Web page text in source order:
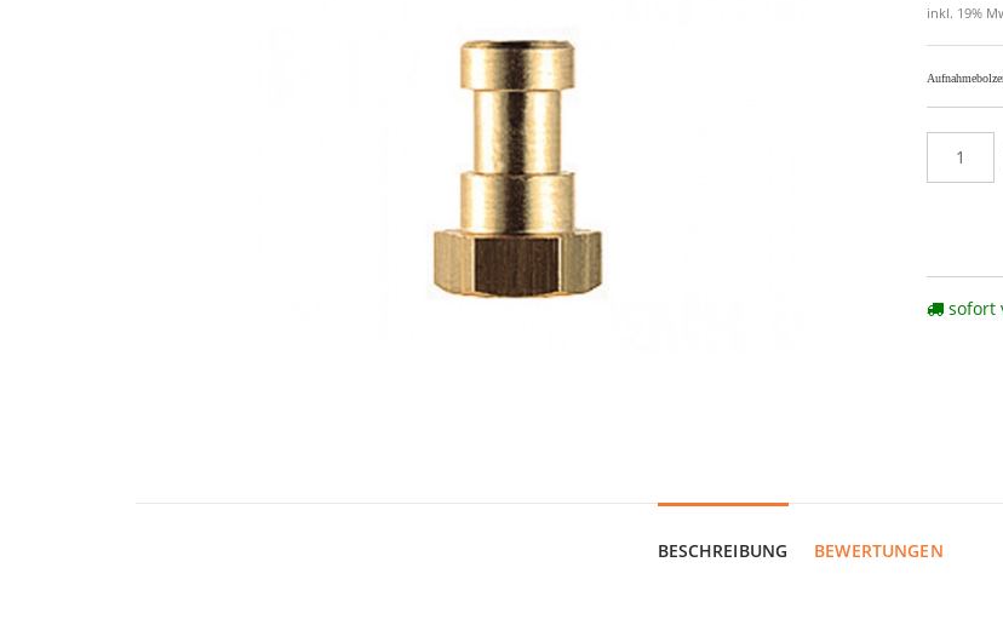
inkl. 19%
sofort
BESCHREIBUNG BEWERTUNGEN